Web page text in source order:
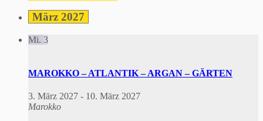
März 2027
Mi. 3
MAROKKO – ATLANTIK – ARGAN – GÄRTEN
3. März 2027 - 10. März 2027
Marokko